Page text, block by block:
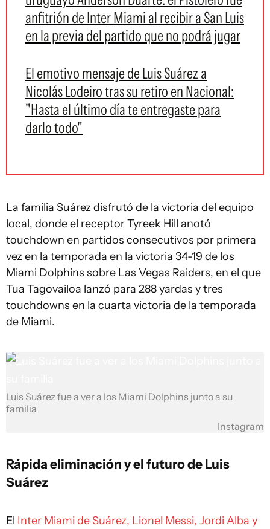
anfitrión de Inter Miami al recibir a San Luis
en la previa del partido que no podrá jugar
El emotivo mensaje de Luis Suárez a
Nicolás Lodeiro tras su retiro en Nacional:
"Hasta el último día te entregaste para
darlo todo"
La familia Suárez disfrutó de la victoria del equipo
local, donde el receptor Tyreek Hill anotó
touchdown en partidos consecutivos por primera
vez en la temporada en la victoria 34-19 de los
Miami Dolphins sobre Las Vegas Raiders, en el que
Tua Tagovailoa lanzó para 288 yardas y tres
touchdowns en la cuarta victoria de la temporada
de Miami.
Luis Suárez fue a ver a los Miami Dolphins junto a su
familia
Instagram
Rápida eliminación y el futuro de Luis
Suárez
El Inter Miami de Suárez, Lionel Messi, Jordi Alba y